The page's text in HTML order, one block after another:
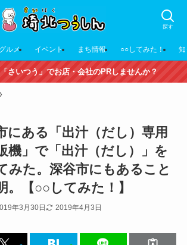
探す
ルメ イベント まち情報 ○○してみた！
さいつう」でお店・会社のPRしませんか？
にある「出汁（だし）専用
機」で「出汁（だし）」を
みた。深谷市にもあること
。【○○してみた！】
年3月30日 2019年4月3日